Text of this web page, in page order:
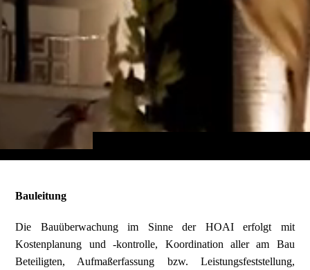
Bauleitung
Die Bauüberwachung im Sinne der HOAI erfolgt mit
Kostenplanung und -kontrolle, Koordination aller am Bau
Beteiligten, Aufmaßerfassung bzw. Leistungsfeststellung,